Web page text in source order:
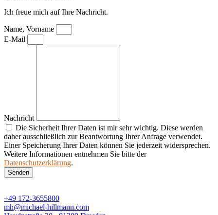
Ich freue mich auf Ihre Nachricht.
Name, Vorname
E-Mail
Nachricht
Die Sicherheit Ihrer Daten ist mir sehr wichtig. Diese werden
daher ausschließlich zur Beantwortung Ihrer Anfrage verwendet.
Einer Speicherung Ihrer Daten können Sie jederzeit widersprechen.
Weitere Informationen entnehmen Sie bitte der
Datenschutzerklärung.
Senden
+49 172-3655800
mh@michael-hillmann.com